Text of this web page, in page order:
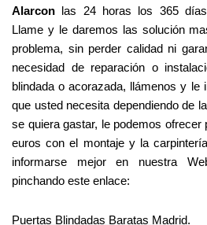
Alarcon las 24 horas los 365
Llame y le daremos las solución
problema, sin perder calidad ni
necesidad de reparación o
blindada o acorazada, llámenos y le
que usted necesita dependiendo de
se quiera gastar, le podemos ofrecer
euros con el montaje y la
informarse mejor en nuestra
pinchando este enlace:
Puertas Blindadas Baratas Madrid.